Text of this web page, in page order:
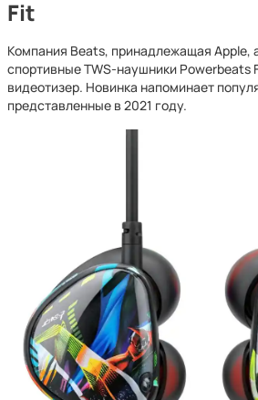
Fit
Компания Beats, принадлежащая Apple,
спортивные TWS-наушники Powerbeats
видеотизер. Новинка напоминает
представленные в 2021 году.